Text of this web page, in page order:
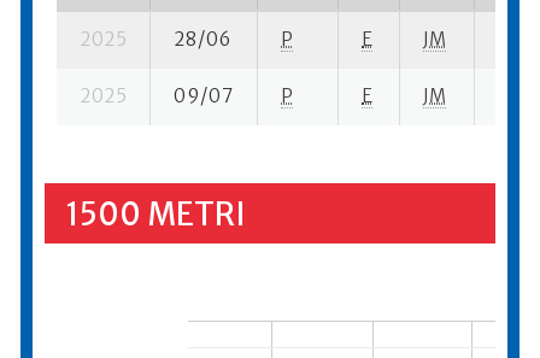
2025 28/06 P E JM
2025 09/07 P E JM
1500 METRI